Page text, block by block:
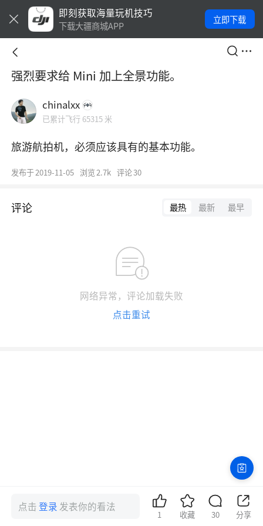
即刻获取海量玩机技巧
下载大疆商城APP
立即下载
强烈要求给 Mini 加上全景功能。
chinalxx
已累计飞行 65315 米
旅游航拍机，必须应该具有的基本功能。
发布于2019-11-05 浏览2.7k 评论30
评论 最热 最新 最早
网络异常，评论加载失败
点击重试
点击登录 发表你的看法
1 收藏 30 分享